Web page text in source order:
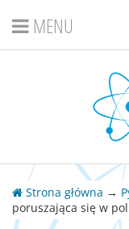
MENU
Strona główna →
poruszająca się w